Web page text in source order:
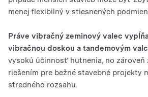
menej flexibilný v stiesnených
Práve vibračný zeminový valec
vibračnou doskou a tandemovým
vysokú účinnosť hutnenia, no zároveň
riešením pre bežné stavebné projekty
stredného rozsahu.